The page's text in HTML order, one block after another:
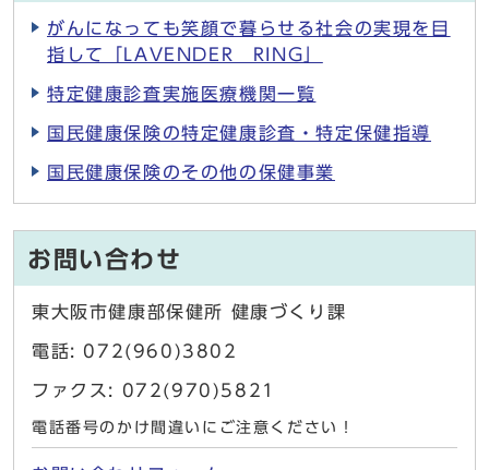
がんになっても笑顔で暮らせる社会の実現を目
指して「LAVENDER RING」
特定健康診査実施医療機関一覧
国民健康保険の特定健康診査・特定保健指導
国民健康保険のその他の保健事業
お問い合わせ
東大阪市健康部保健所 健康づくり課
電話: 072(960)3802
ファクス: 072(970)5821
電話番号のかけ間違いにご注意ください！